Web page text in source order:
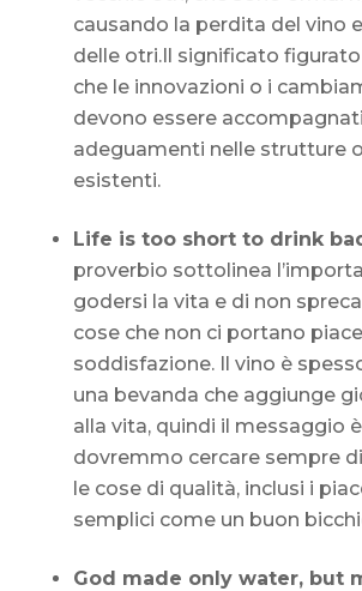
causando la perdita del vino
delle otri.Il significato
che le innovazioni o i
devono essere
adeguamenti nelle strutture
esistenti.
Life is too short to drink
proverbio sottolinea
godersi la vita e di non
cose che non ci portano
soddisfazione. Il vino è
una bevanda che aggiunge
alla vita, quindi il messaggio
dovremmo cercare sempre
le cose di qualità, inclusi i
semplici come un buon
God made only water, but